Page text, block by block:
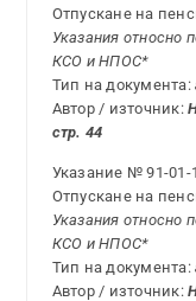
Отпускане на
Указания относно
КСО и НПОС*
Тип на документа:
Автор / източник:
стр. 44
Указание № 91-01-
Отпускане на
Указания относно
КСО и НПОС*
Тип на документа:
Автор / източник: